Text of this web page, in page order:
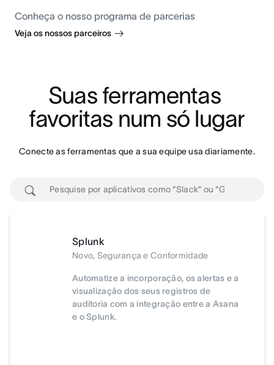
Conheça o nosso programa de parcerias
Veja os nossos parceiros
Suas ferramentas
favoritas num só lugar
Conecte as ferramentas que a sua equipe usa diariamente.
Splunk
Novo, Segurança e Conformidade
Automatize a incorporação, os alertas e a
visualização dos seus registros de
auditoria com a integração entre a Asana
e o Splunk.